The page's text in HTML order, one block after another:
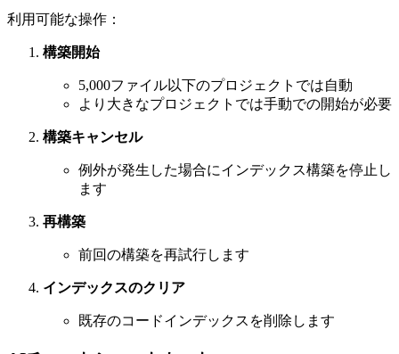
利用可能な操作：
構築開始
5,000ファイル以下のプロジェクトでは自動
より大きなプロジェクトでは手動での開始が必要
構築キャンセル
例外が発生した場合にインデックス構築を停止し
ます
再構築
前回の構築を再試行します
インデックスのクリア
既存のコードインデックスを削除します